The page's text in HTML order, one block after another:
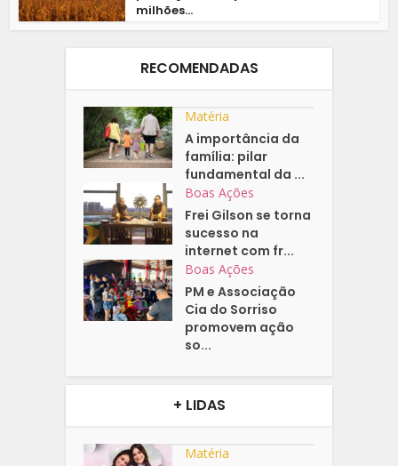
milhões...
RECOMENDADAS
Matéria
A importância da
família: pilar
fundamental da ...
Boas Ações
Frei Gilson se torna
sucesso na
internet com fr...
Boas Ações
PM e Associação
Cia do Sorriso
promovem ação
so...
+ LIDAS
Matéria